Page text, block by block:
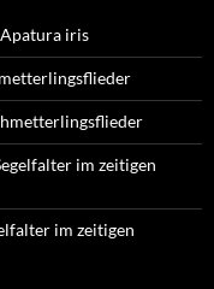
iris
im zeitigen
im zeitigen